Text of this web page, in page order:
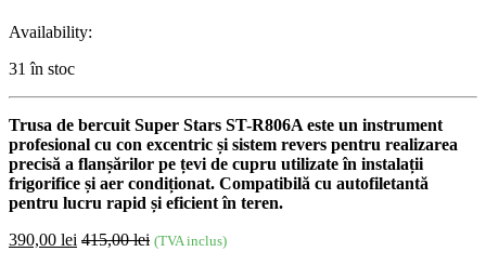
Availability:
31 în stoc
Trusa de bercuit Super Stars ST-R806A este un instrument
profesional cu con excentric și sistem revers pentru realizarea
precisă a flanșărilor pe țevi de cupru utilizate în instalații
frigorifice și aer condiționat. Compatibilă cu autofiletantă
pentru lucru rapid și eficient în teren.
390,00 lei 415,00lei (TVA inclus)